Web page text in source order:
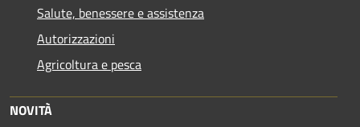
Salute, benessere e assistenza
Autorizzazioni
Agricoltura e pesca
NOVITÀ